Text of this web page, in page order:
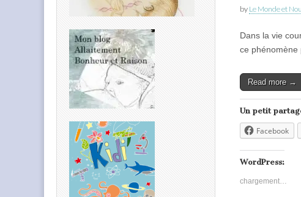
by Le Monde et
Dans la vie
ce phénomène
Read more →
Un petit
Facebook
WordPress:
chargement…